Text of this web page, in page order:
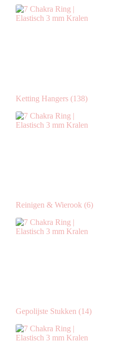
Ketting Hangers (138)
Reinigen & Wierook (6)
Gepolijste Stukken (14)